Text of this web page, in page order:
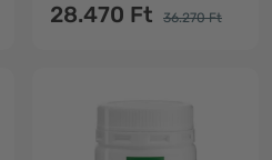
28.470 Ft 36.270 Ft